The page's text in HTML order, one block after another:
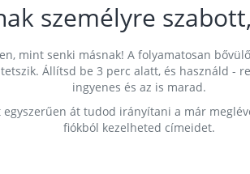
személyre
mint senki másnak! A folyamatosan
Állítsd be 3 perc alatt, és használd -
ingyenes és az is marad.
át tudod irányítani a már
fiókból kezelheted címeidet.